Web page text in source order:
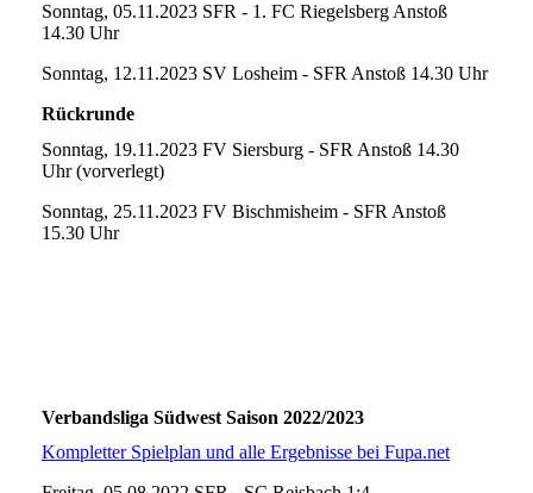
Sonntag, 05.11.2023 SFR - 1. FC Riegelsberg Anstoß
14.30 Uhr
Sonntag, 12.11.2023 SV Losheim - SFR Anstoß 14.30 Uhr
Rückrunde
Sonntag, 19.11.2023 FV Siersburg - SFR Anstoß 14.30
Uhr (vorverlegt)
Sonntag, 25.11.2023 FV Bischmisheim - SFR Anstoß
15.30 Uhr
Verbandsliga Südwest Saison 2022/2023
Kompletter Spielplan und alle Ergebnisse bei Fupa.net